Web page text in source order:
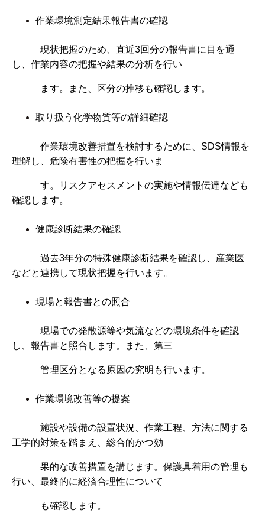
作業環境測定結果報告書の確認
現状把握のため、直近3回分の報告書に目を通
し、作業内容の把握や結果の分析を行い
ます。また、区分の推移も確認します。
取り扱う化学物質等の詳細確認
作業環境改善措置を検討するために、SDS情報を
理解し、危険有害性の把握を行いま
す。リスクアセスメントの実施や情報伝達なども
確認します。
健康診断結果の確認
過去3年分の特殊健康診断結果を確認し、産業医
などと連携して現状把握を行います。
現場と報告書との照合
現場での発散源等や気流などの環境条件を確認
し、報告書と照合します。また、第三
管理区分となる原因の究明も行います。
作業環境改善等の提案
施設や設備の設置状況、作業工程、方法に関する
工学的対策を踏まえ、総合的かつ効
果的な改善措置を講じます。保護具着用の管理も
行い、最終的に経済合理性について
も確認します。